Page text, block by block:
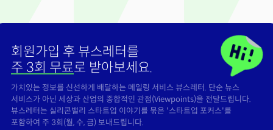
밸리토크
회원가입 후 뷰스레터를
주 3회 무료로 받아보세요.
가치있는 정보를 신선하게 배달하는 메일링 서비스 뷰스레터. 단순 뉴스
서비스가 아닌 세상과 산업의 종합적인 관점(Viewpoints)을 전달드립니다.
뷰스레터는 실리콘밸리 스타트업 이야기를 묶은 '스타트업 포커스'를
포함하여 주 3회(월, 수, 금) 보내드립니다.